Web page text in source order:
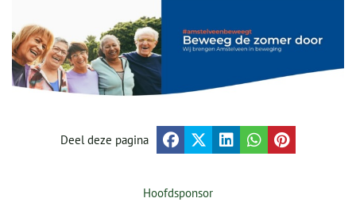
Deel deze pagina
Hoofdsponsor